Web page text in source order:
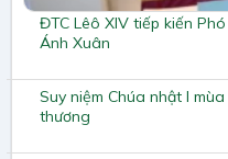
ĐTC Lêô XIV tiếp kiến
Ánh Xuân
Suy niệm Chúa nhật I
thương